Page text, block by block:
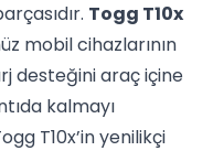
Togg T10x
mobil cihazlarının
desteğini araç içine
kalmayı
T10x’in yenilikçi